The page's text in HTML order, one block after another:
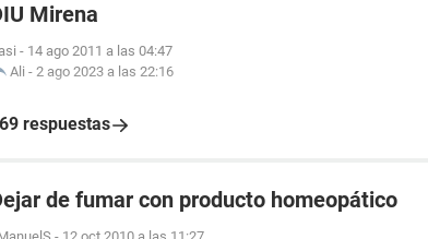
Mirena
- 14 ago 2011 a las 04:47
Ali - 2 ago 2023 a las 22:16
respuestas
de fumar con producto homeopático